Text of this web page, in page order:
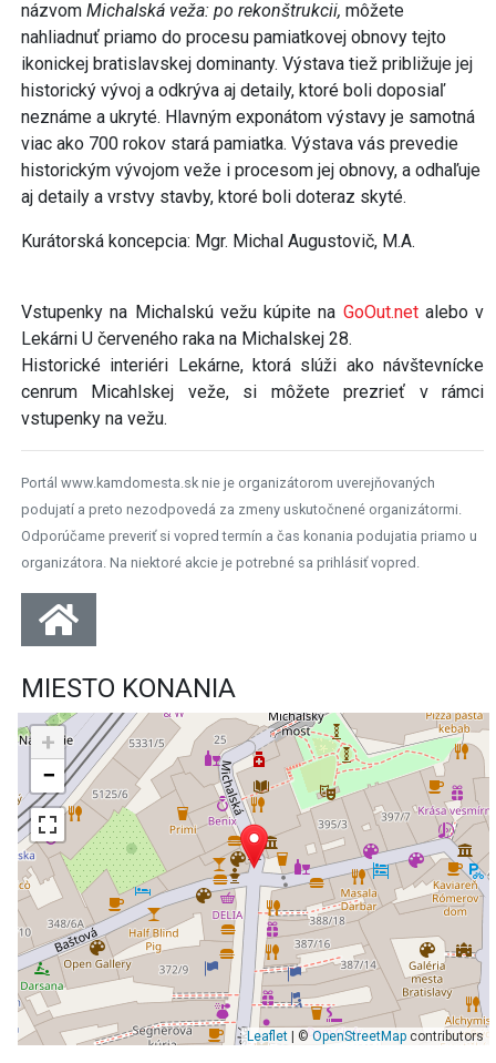
názvom Michalská veža: po rekonštrukcii, môžete
nahliadnuť priamo do procesu pamiatkovej obnovy tejto
ikonickej bratislavskej dominanty. Výstava tiež približuje jej
historický vývoj a odkrýva aj detaily, ktoré boli doposiaľ
neznáme a ukryté. Hlavným exponátom výstavy je samotná
viac ako 700 rokov stará pamiatka. Výstava vás prevedie
historickým vývojom veže i procesom jej obnovy, a odhaľuje
aj detaily a vrstvy stavby, ktoré boli doteraz skyté.
Kurátorská koncepcia: Mgr. Michal Augustovič, M.A.
Vstupenky na Michalskú vežu kúpite na GoOut.netalebo v
Lekárni U červeného raka na Michalskej 28.
Historické interiéri Lekárne, ktorá slúži ako návštevnícke
cenrum Micahlskej veže, si môžete prezrieť v rámci
vstupenky na vežu.
Portál www.kamdomesta.sk nie je organizátorom uverejňovaných
podujatí a preto nezodpovedá za zmeny uskutočnené organizátormi.
Odporúčame preveriť si vopred termín a čas konania podujatia priamo u
organizátora. Na niektoré akcie je potrebné sa prihlásiť vopred.
MIESTO KONANIA
+
−
Leaflet| © OpenStreetMapcontributors